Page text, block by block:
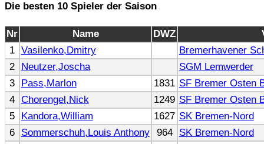
Die besten 10 Spieler der Saison
Nr Name DWZ
1 Vasilenko,Dmitry
Bremerhavener
2
Neutzer,Joscha
SGM Lemwerder
3
Pass,Marlon 1831 SF Bremer Osten
4 Chorengel,Nick 1249 SF Bremer Osten
5
Kandora,William 1627 SK Bremen-Nord
6
Sommerschuh,Louis Anthony 964
SK Bremen-Nord